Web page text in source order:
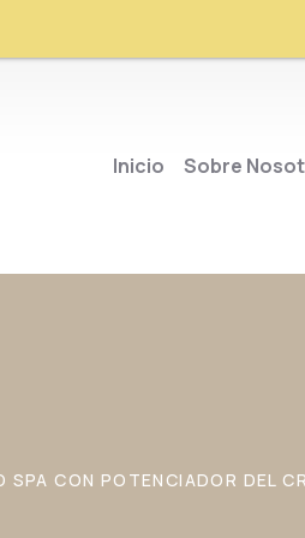
Inicio Sobre
SPA CON POTENCIADOR DEL